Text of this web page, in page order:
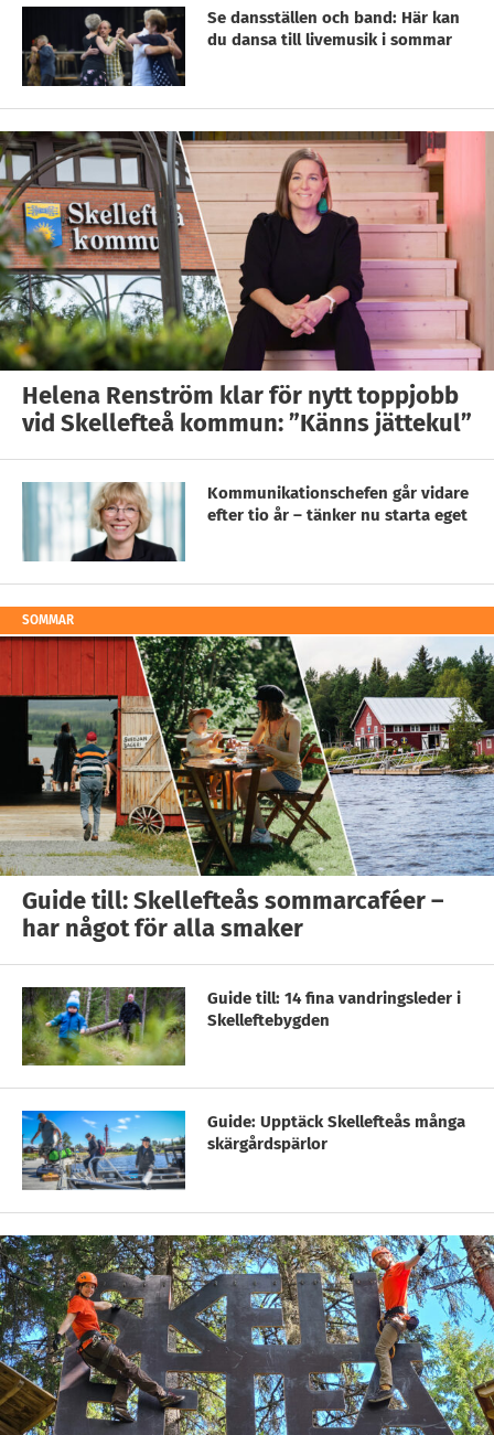
Se dansställen och band: Här kan
du dansa till livemusik i sommar
Helena Renström klar för nytt toppjobb
vid Skellefteå kommun: ”Känns jättekul”
Kommunikationschefen går vidare
efter tio år – tänker nu starta eget
SOMMAR
Guide till: Skellefteås sommarcaféer –
har något för alla smaker
Guide till: 14 fina vandringsleder i
Skelleftebygden
Guide: Upptäck Skellefteås många
skärgårdspärlor